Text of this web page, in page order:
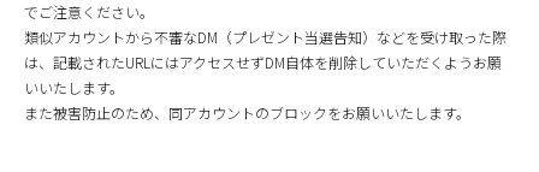
でご注意ください。
類似アカウントから不審なDM（プレゼント当選告知）などを受け取った際
は、記載されたURLにはアクセスせずDM自体を削除していただくようお願
いいたします。
また被害防止のため、同アカウントのブロックをお願いいたします。